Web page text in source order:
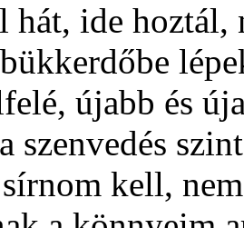
hát, ide
újabb és
szenvedés
kell,